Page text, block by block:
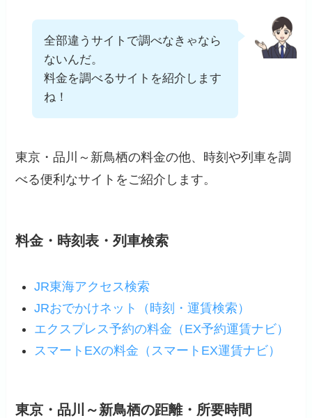
全部違うサイトで調べなきゃなら
ないんだ。
料金を調べるサイトを紹介します
ね！
東京・品川～新鳥栖の料金の他、時刻や列車を調
べる便利なサイトをご紹介します。
料金・時刻表・列車検索
JR東海アクセス検索
JRおでかけネット（時刻・運賃検索）
エクスプレス予約の料金（EX予約運賃ナビ）
スマートEXの料金（スマートEX運賃ナビ）
東京・品川～新鳥栖の距離・所要時間